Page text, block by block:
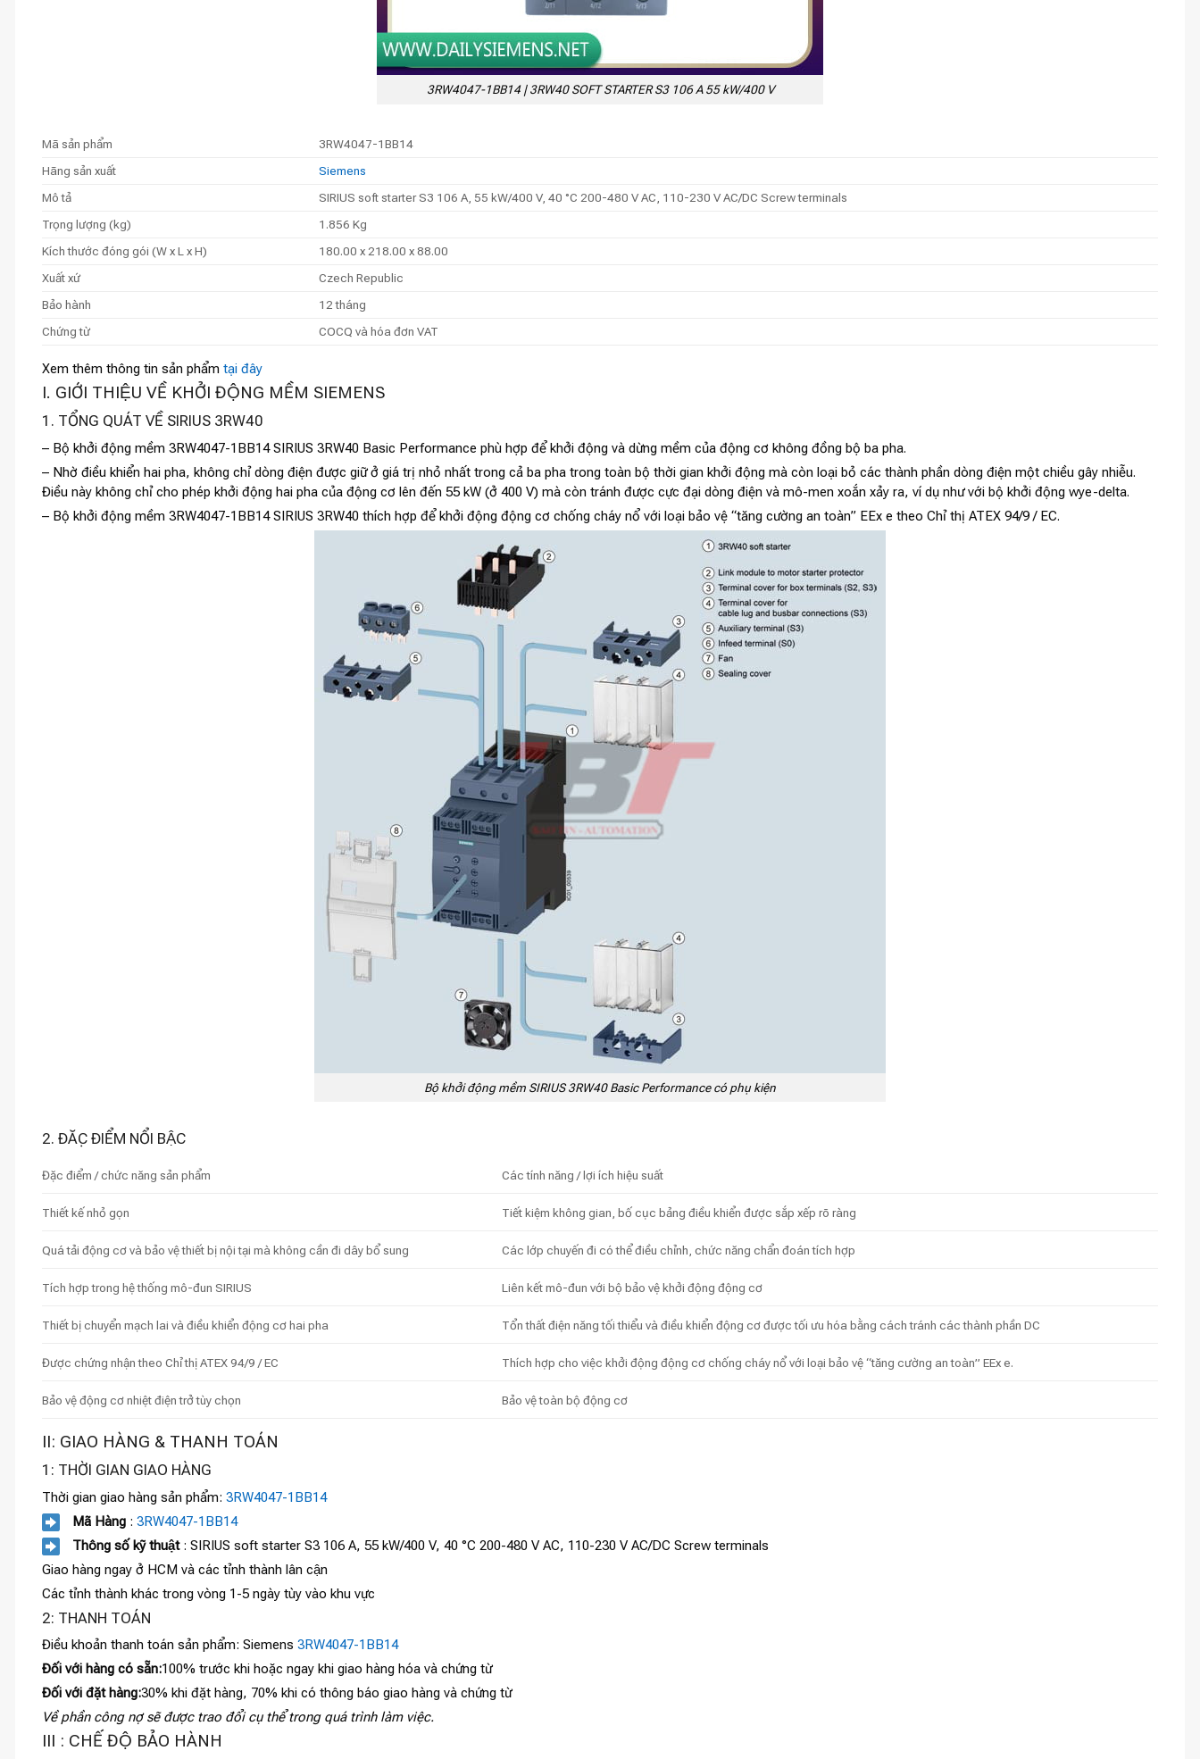
3RW4047-1BB14 | 3RW40 SOFT STARTER S3 106 A 55 kW/400 V
Mã sản phẩm
3RW4047-1BB14
Hãng sản xuất
Siemens
Mô tả
SIRIUS soft starter S3 106 A, 55 kW/400 V, 40 °C 200-480 V AC, 110-230 V AC/DC Screw terminals
Trọng lượng (kg)
1.856 Kg
Kích thước đóng gói (W x L x H)
180.00 x 218.00 x 88.00
Xuất xứ
Czech Republic
Bảo hành
12 tháng
Chứng từ
COCQ và hóa đơn VAT
Xem thêm thông tin sản phẩm tại đây
I. GIỚI THIỆU VỀ KHỞI ĐỘNG MỀM SIEMENS
1. TỔNG QUÁT VỀ SIRIUS 3RW40
– Bộ khởi động mềm 3RW4047-1BB14 SIRIUS 3RW40 Basic Performance phù hợp để khởi động và dừng mềm của động cơ không đồng bộ ba pha.
– Nhờ điều khiển hai pha, không chỉ dòng điện được giữ ở giá trị nhỏ nhất trong cả ba pha trong toàn bộ thời gian khởi động mà còn loại bỏ các thành phần dòng điện một chiều gây nhiễu.
Điều này không chỉ cho phép khởi động hai pha của động cơ lên ​​đến 55 kW (ở 400 V) mà còn tránh được cực đại dòng điện và mô-men xoắn xảy ra, ví dụ như với bộ khởi động wye-delta.
– Bộ khởi động mềm 3RW4047-1BB14 SIRIUS 3RW40 thích hợp để khởi động động cơ chống cháy nổ với loại bảo vệ “tăng cường an toàn” EEx e theo Chỉ thị ATEX 94/9 / EC.
Bộ khởi động mềm SIRIUS 3RW40 Basic Performance có phụ kiện
2. ĐẶC ĐIỂM NỔI BẬC
Đặc điểm / chức năng sản phẩm Các tính năng / lợi ích hiệu suất
Thiết kế nhỏ gọn Tiết kiệm không gian, bố cục bảng điều khiển được sắp xếp rõ ràng
Quá tải động cơ và bảo vệ thiết bị nội tại mà không cần đi dây bổ sung Các lớp chuyến đi có thể điều chỉnh, chức năng chẩn đoán tích hợp
Tích hợp trong hệ thống mô-đun SIRIUS Liên kết mô-đun với bộ bảo vệ khởi động động cơ
Thiết bị chuyển mạch lai và điều khiển động cơ hai pha Tổn thất điện năng tối thiểu và điều khiển động cơ được tối ưu hóa bằng cách tránh các thành phần DC
Được chứng nhận theo Chỉ thị ATEX 94/9 / EC Thích hợp cho việc khởi động động cơ chống cháy nổ với loại bảo vệ “tăng cường an toàn” EEx e.
Bảo vệ động cơ nhiệt điện trở tùy chọn Bảo vệ toàn bộ động cơ
II: GIAO HÀNG & THANH TOÁN
1: THỜI GIAN GIAO HÀNG
Thời gian giao hàng sản phẩm: 3RW4047-1BB14
Mã Hàng : 3RW4047-1BB14
Thông số kỹ thuật: SIRIUS soft starter S3 106 A, 55 kW/400 V, 40 °C 200-480 V AC, 110-230 V AC/DC Screw terminals
Giao hàng ngay ở HCM và các tỉnh thành lân cận
Các tỉnh thành khác trong vòng 1-5 ngày tùy vào khu vực
2: THANH TOÁN
Điều khoản thanh toán sản phẩm: Siemens 3RW4047-1BB14
Đối với hàng có sẵn:100% trước khi hoặc ngay khi giao hàng hóa và chứng từ
Đối với đặt hàng:30% khi đặt hàng, 70% khi có thông báo giao hàng và chứng từ
Về phần công nợ sẽ được trao đổi cụ thể trong quá trình làm việc.
III : CHẾ ĐỘ BẢO HÀNH